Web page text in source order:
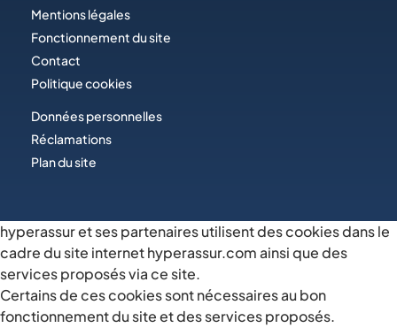
Mentions légales
Fonctionnement du site
Contact
Politique cookies
Données personnelles
Réclamations
Plan du site
hyperassur et ses partenaires utilisent des cookies dans le
cadre du site internet hyperassur.com ainsi que des
services proposés via ce site.
Certains de ces cookies sont nécessaires au bon
fonctionnement du site et des services proposés.